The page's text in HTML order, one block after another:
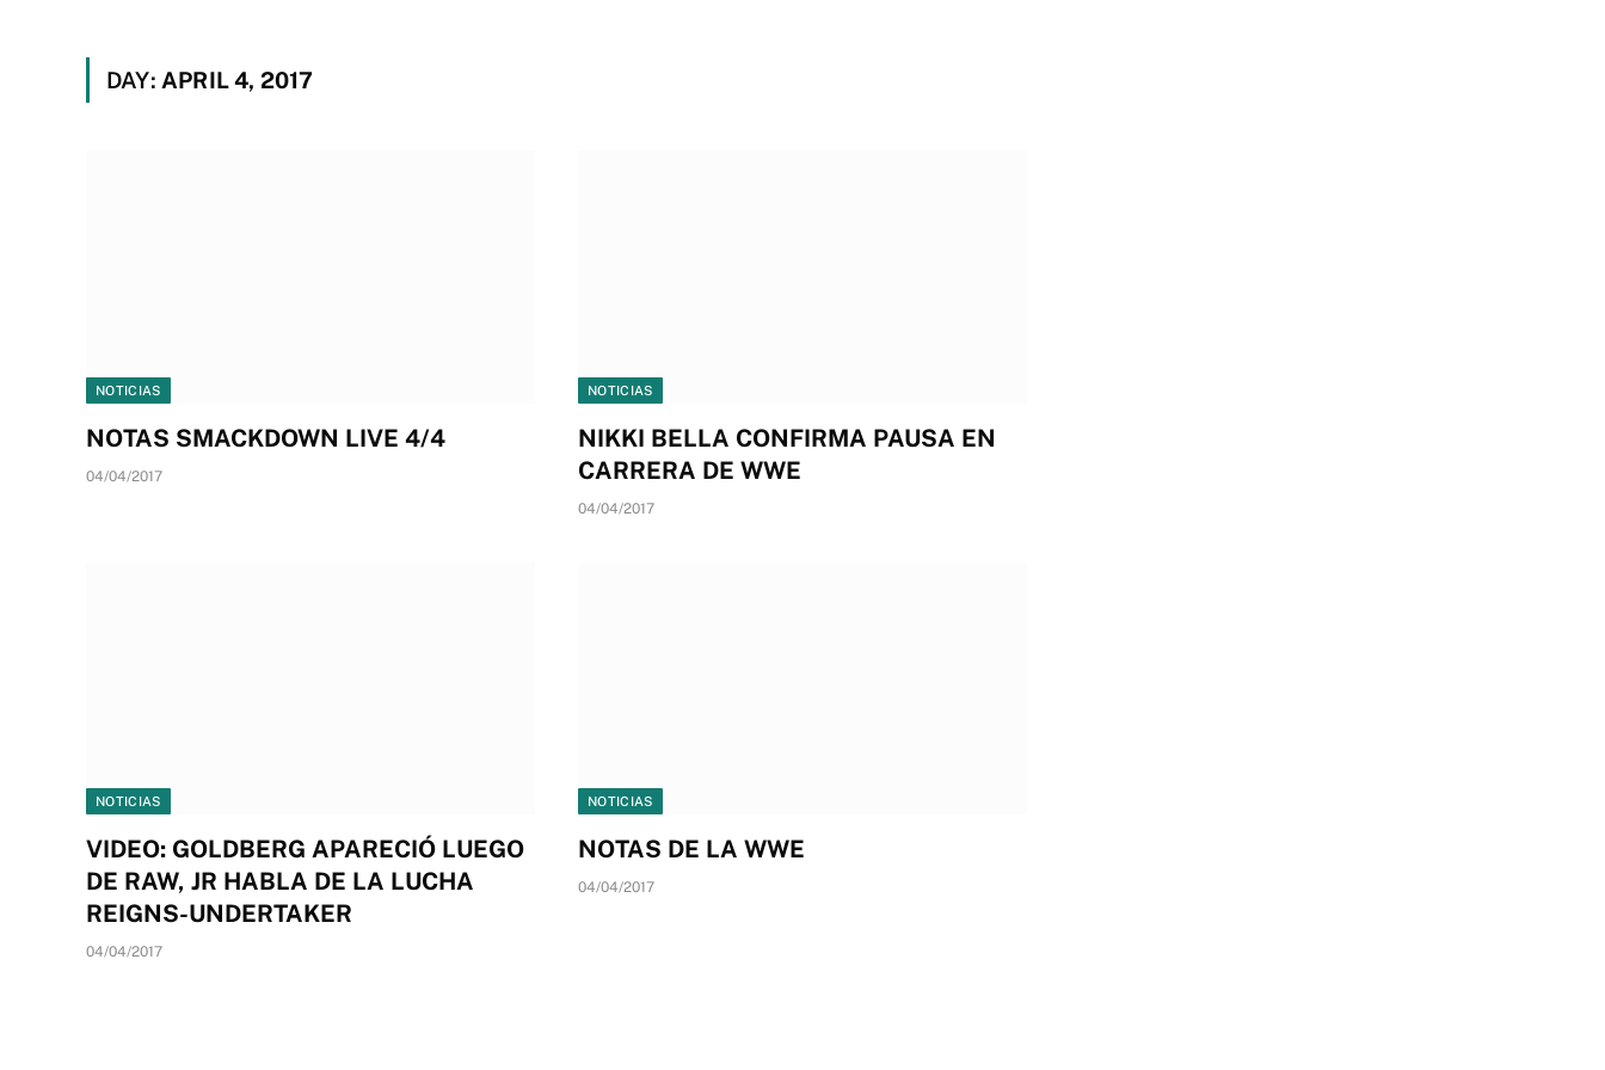
DAY: APRIL 4, 2017
NOTICIAS
NOTAS SMACKDOWN LIVE 4/4
04/04/2017
NOTICIAS
NIKKI BELLA CONFIRMA PAUSA EN
CARRERA DE WWE
04/04/2017
NOTICIAS
VIDEO: GOLDBERG APARECIÓ LUEGO
DE RAW, JR HABLA DE LA LUCHA
REIGNS-UNDERTAKER
04/04/2017
NOTICIAS
NOTAS DE LA WWE
04/04/2017